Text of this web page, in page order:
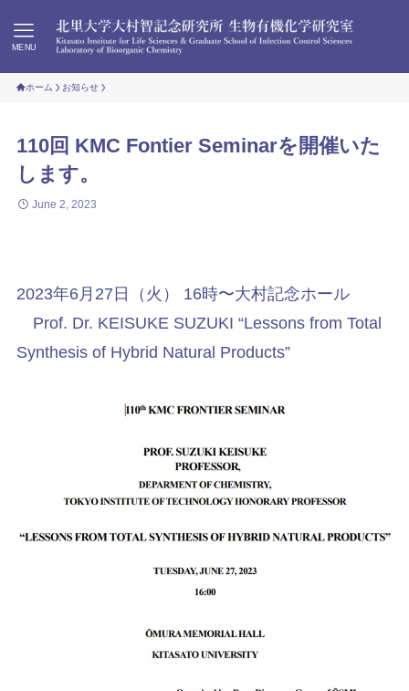
MENU
ホーム お知らせ
110回 KMC Fontier Seminarを開催いた
します。
June 2, 2023
2023年6月27日（火） 16時〜大村記念ホール
Prof. Dr. KEISUKE SUZUKI “Lessons from Total
Synthesis of Hybrid Natural Products”